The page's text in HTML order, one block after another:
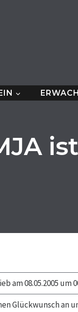
am 08.05.2005 um
Glückwunsch an